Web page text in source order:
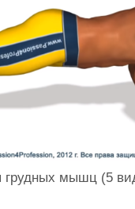
грудных мышц (5